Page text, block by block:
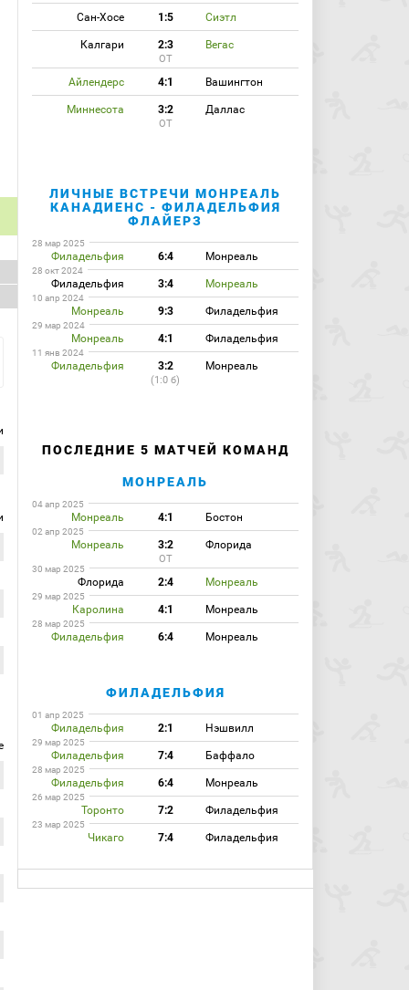
Сан-Хосе 1:5 Сиэтл
Калгари 2:3 Вегас
ОТ
Айлендерс 4:1 Вашингтон
Миннесота 3:2 Даллас
ОТ
ЛИЧНЫЕ ВСТРЕЧИ МОНРЕАЛЬ
КАНАДИЕНС - ФИЛАДЕЛЬФИЯ
ФЛАЙЕРЗ
28 мар 2025
Филадельфия 6:4 Монреаль
28 окт 2024
Филадельфия 3:4 Монреаль
10 апр 2024
Монреаль 9:3 Филадельфия
29 мар 2024
Монреаль 4:1 Филадельфия
11 янв 2024
Филадельфия 3:2 Монреаль
(1:0 б)
ПОСЛЕДНИЕ 5 МАТЧЕЙ КОМАНД
МОНРЕАЛЬ
04 апр 2025
Монреаль 4:1 Бостон
02 апр 2025
Монреаль 3:2 Флорида
ОТ
30 мар 2025
Флорида 2:4 Монреаль
29 мар 2025
Каролина 4:1 Монреаль
28 мар 2025
Филадельфия 6:4 Монреаль
ФИЛАДЕЛЬФИЯ
01 апр 2025
Филадельфия 2:1 Нэшвилл
29 мар 2025
Филадельфия 7:4 Баффало
28 мар 2025
Филадельфия 6:4 Монреаль
26 мар 2025
Торонто 7:2 Филадельфия
23 мар 2025
Чикаго 7:4 Филадельфия